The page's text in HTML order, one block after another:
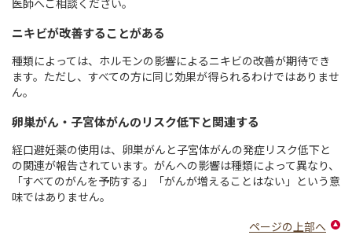
医師へご相談ください。
ニキビが改善することがある
種類によっては、ホルモンの影響によるニキビの改善が期待でき
ます。ただし、すべての方に同じ効果が得られるわけではありませ
ん。
卵巣がん・子宮体がんのリスク低下と関連する
経口避妊薬の使用は、卵巣がんと子宮体がんの発症リスク低下と
の関連が報告されています。がんへの影響は種類によって異なり、
「すべてのがんを予防する」「がんが増えることはない」という意
味ではありません。
ページの上部へ